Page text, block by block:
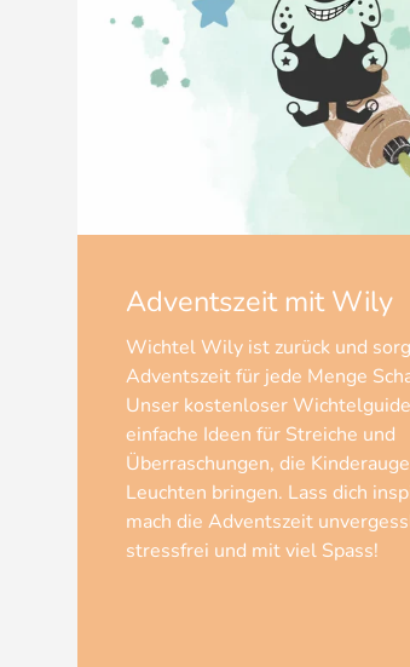
Adventszeit mit Wily
Wichtel Wily ist zurück und
Adventszeit für jede Menge
Unser kostenloser
einfache Ideen für Streiche und
Überraschungen, die
Leuchten bringen. Lass dich
mach die Adventszeit
stressfrei und mit viel Spass!